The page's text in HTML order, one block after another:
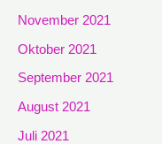
November 2021
Oktober 2021
September 2021
August 2021
Juli 2021